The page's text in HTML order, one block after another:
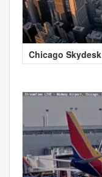
Chicago Skydesk